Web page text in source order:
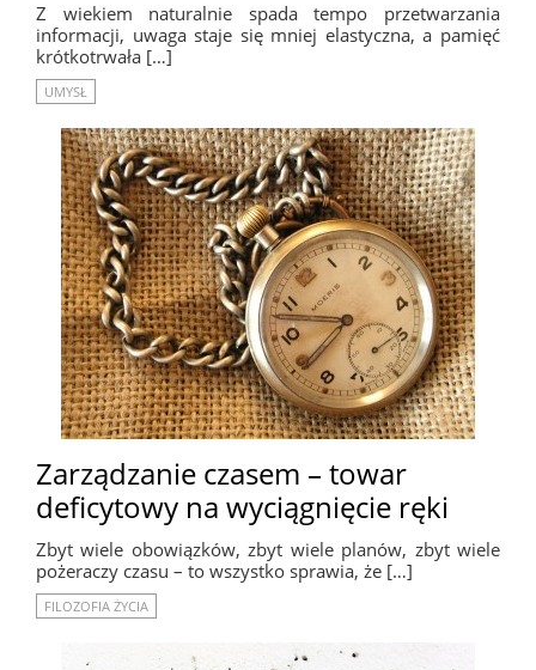
Z wiekiem naturalnie spada tempo przetwarzania
informacji, uwaga staje się mniej elastyczna, a pamięć
krótkotrwała […]
UMYSŁ
Zarządzanie czasem – towar
deficytowy na wyciągnięcie ręki
Zbyt wiele obowiązków, zbyt wiele planów, zbyt wiele
pożeraczy czasu – to wszystko sprawia, że […]
FILOZOFIA ŻYCIA